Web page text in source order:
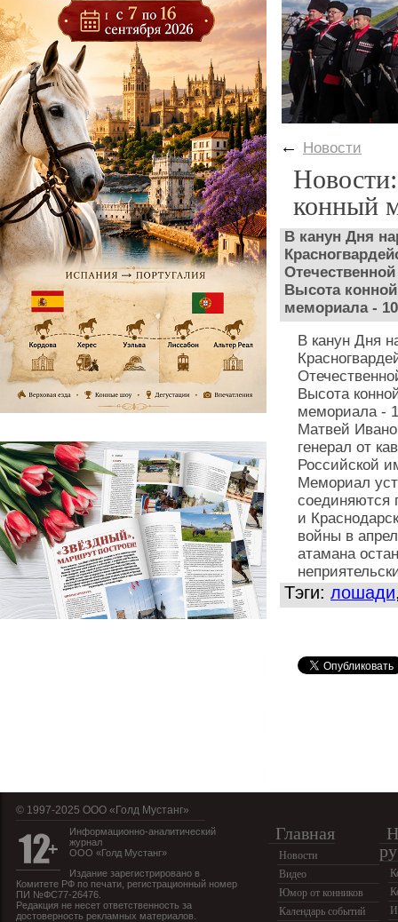
← Новости
конный
В канун Дня
Высота
мемориала -
В канун Дня
Высота
мемориала -
Матвей
генерал от
Российской
Мемориал
соединяются
и
войны в
атамана
Тэги: лошади
© 1997-2025 OOO «Голд Мустанг»
Информационно-аналитический
журнал
ООО «Голд Мустанг»
Издание зарегистрировано в
Комитете РФ по печати, регистрационный номер
ПИ №ФС77-26476.
Редакция не несет ответственность за
достоверность рекламных материалов.
Главная
Новости
Видео
Юмор от конников
Календарь событий